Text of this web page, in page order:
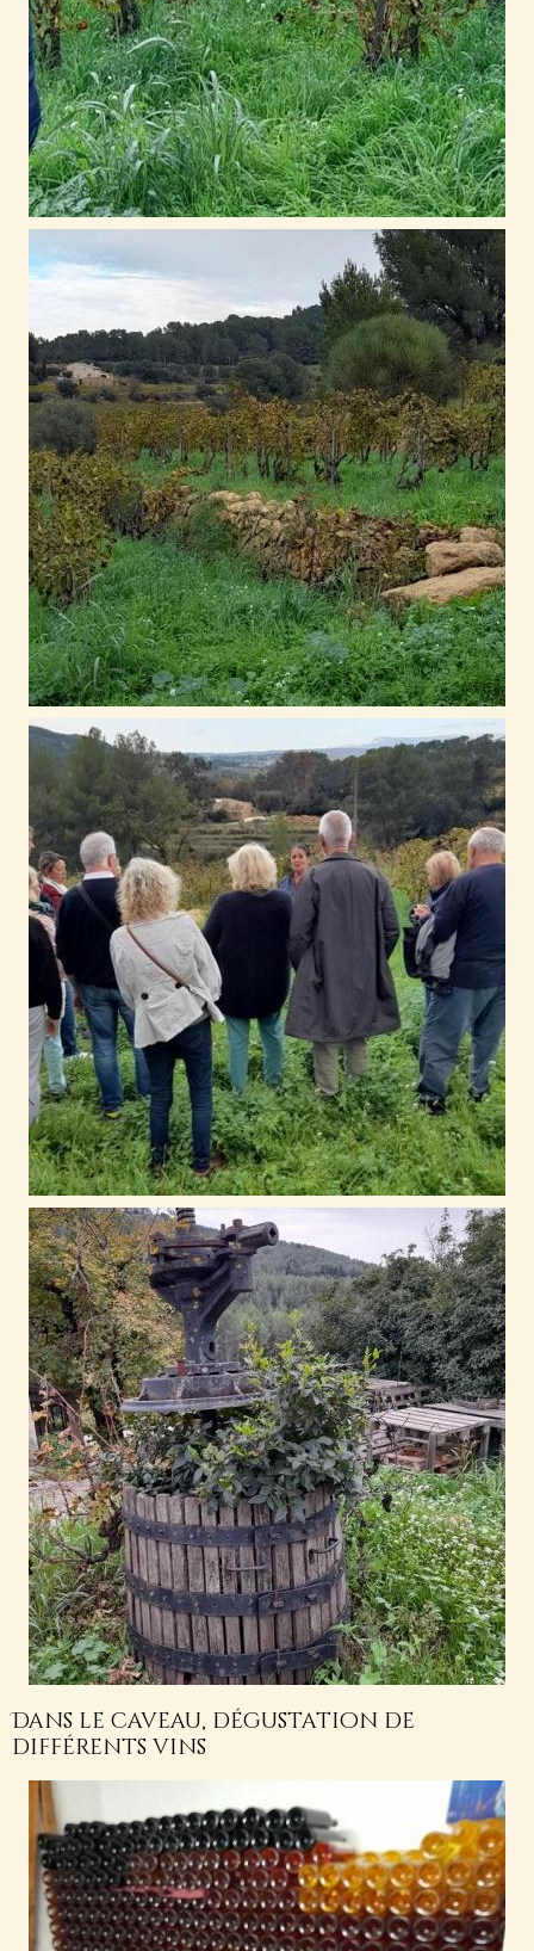
Dans le caveau, dégustation de
différents vins